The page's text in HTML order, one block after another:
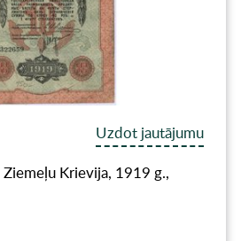
Uzdot jautājumu
Krievija, 1919 g.,